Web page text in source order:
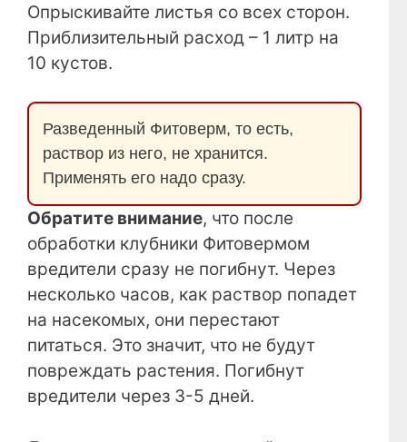
Опрыскивайте листья со всех сторон.
Приблизительный расход – 1 литр на
10 кустов.
Разведенный Фитоверм, то есть,
раствор из него, не хранится.
Применять его надо сразу.
Обратите внимание, что после
обработки клубники Фитовермом
вредители сразу не погибнут. Через
несколько часов, как раствор попадет
на насекомых, они перестают
питаться. Это значит, что не будут
повреждать растения. Погибнут
вредители через 3-5 дней.